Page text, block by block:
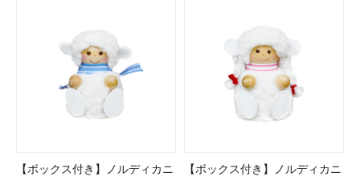
【ボックス付き】ノルディカニ
【ボックス付き】ノルディカニ